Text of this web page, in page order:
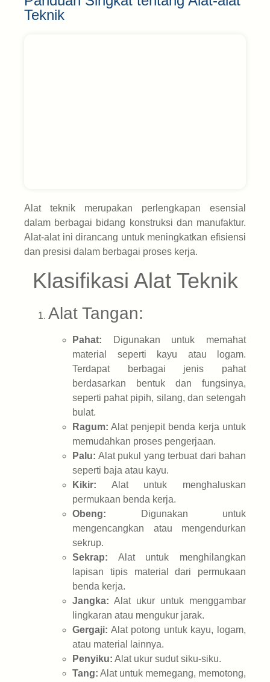
Teknik
Alat teknik merupakan perlengkapan esensial
dalam berbagai bidang konstruksi dan manufaktur.
Alat-alat ini dirancang untuk meningkatkan efisiensi
dan presisi dalam berbagai proses kerja.
Klasifikasi Alat Teknik
Alat Tangan:
Pahat: Digunakan untuk memahat
material seperti kayu atau logam.
Terdapat berbagai jenis pahat
berdasarkan bentuk dan fungsinya,
seperti pahat pipih, silang, dan setengah
bulat.
Ragum: Alat penjepit benda kerja untuk
memudahkan proses pengerjaan.
Palu: Alat pukul yang terbuat dari bahan
seperti baja atau kayu.
Kikir: Alat untuk menghaluskan
permukaan benda kerja.
Obeng: Digunakan untuk
mengencangkan atau mengendurkan
sekrup.
Sekrap: Alat untuk menghilangkan
lapisan tipis material dari permukaan
benda kerja.
Jangka: Alat ukur untuk menggambar
lingkaran atau mengukur jarak.
Gergaji: Alat potong untuk kayu, logam,
atau material lainnya.
Penyiku: Alat ukur sudut siku-siku.
Tang: Alat untuk memegang, memotong,